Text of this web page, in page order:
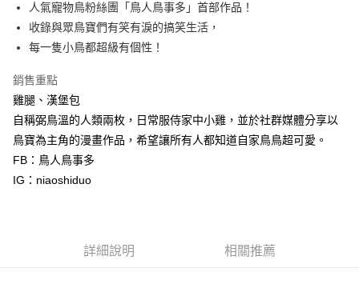
每筆NT$60，滿NT$499(含以上)免運費
付款後7-11取貨
宅配
每筆NT$100，滿NT$499(含以上)免運費
人氣寵物鳥粉絲團「鳥人鳥事多」首部作品！
收錄與眾鳥寶們有笑有淚的搞笑生活，
每一隻小鳥都超級有個性！
銷售重點
雞腿、漢堡包
自稱弼鳥溫的人類兩枚，日常服侍家中小雞，並於社群媒體分享以
鳥寶為主角的漫畫作品，希望讓所有人都知道自家鳥鳥超可愛。
FB：鳥人鳥事多
IG：niaoshiduo
詳細說明 相關推薦